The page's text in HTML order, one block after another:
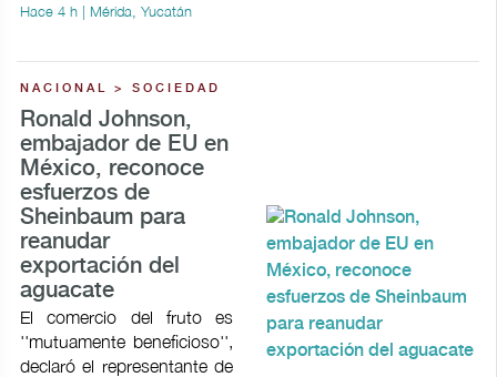
Hace 4 h | Mérida, Yucatán
NACIONAL > SOCIEDAD
Ronald Johnson,
embajador de EU en
México, reconoce
esfuerzos de
Sheinbaum para
reanudar
exportación del
aguacate
El comercio del fruto es
''mutuamente beneficioso'',
declaró el representante de